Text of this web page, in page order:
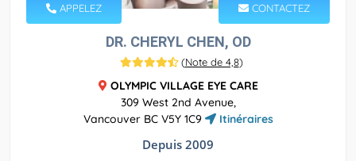
APPELEZ CONTACTEZ
DR. CHERYL CHEN, OD
(Note de 4,8)
OLYMPIC VILLAGE EYE CARE
309 West 2nd Avenue,
Vancouver BC V5Y 1C9
Itinéraires
Depuis 2009